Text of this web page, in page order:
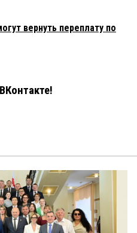
вернуть переплату по